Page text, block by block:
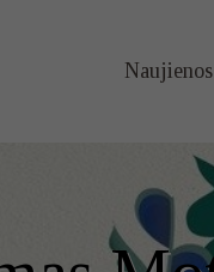
Naujienos